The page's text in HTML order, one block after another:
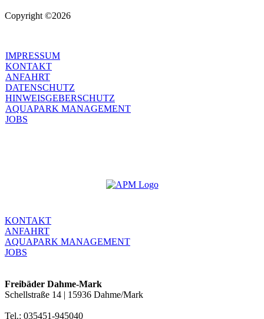
Copyright ©2026
IMPRESSUM
KONTAKT
ANFAHRT
DATENSCHUTZ
HINWEISGEBERSCHUTZ
AQUAPARK MANAGEMENT
JOBS
KONTAKT
ANFAHRT
AQUAPARK MANAGEMENT
JOBS
Freibäder Dahme-Mark
Schellstraße 14 | 15936 Dahme/Mark
Tel.: 035451-945040